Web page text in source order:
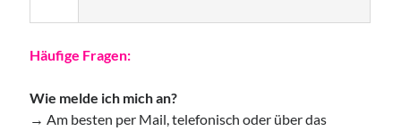
Wollgeflüster – Maschen & Miteinander
Häufige Fragen:
Wie melde ich mich an?
→ Am besten per Mail, telefonisch oder über das